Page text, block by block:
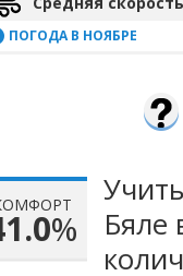
ПОГОДА В НОЯБРЕ
%
Бяле